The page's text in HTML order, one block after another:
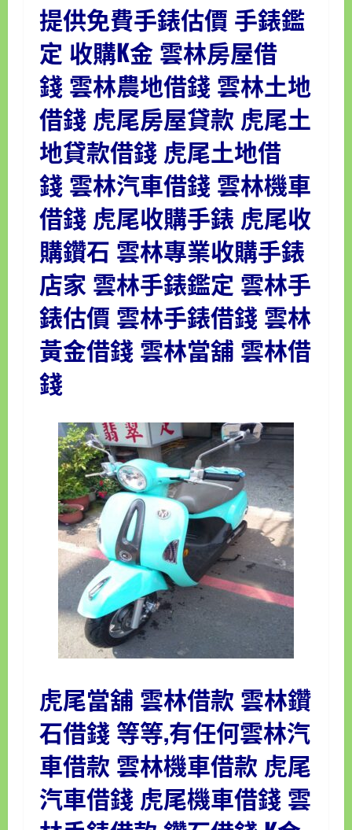
提供免費手錶估價 手錶鑑
定 收購K金 雲林房屋借
錢 雲林農地借錢 雲林土地
借錢 虎尾房屋貸款 虎尾土
地貸款借錢 虎尾土地借
錢 雲林汽車借錢 雲林機車
借錢 虎尾收購手錶 虎尾收
購鑽石 雲林專業收購手錶
店家 雲林手錶鑑定 雲林手
錶估價 雲林手錶借錢 雲林
黃金借錢 雲林當舖 雲林借
錢
虎尾當舖 雲林借款 雲林鑽
石借錢 等等,有任何雲林汽
車借款 雲林機車借款 虎尾
汽車借錢 虎尾機車借錢 雲